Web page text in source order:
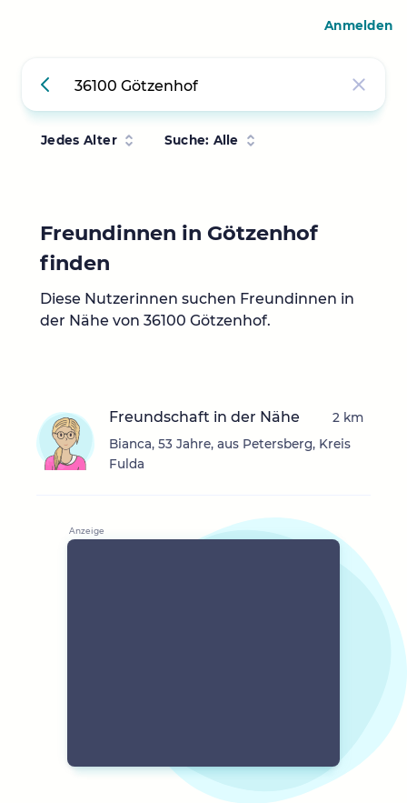
Jedes Alter Suche: Alle
Freundinnen in Götzenhof
finden
Diese Nutzerinnen suchen Freundinnen in
der Nähe von 36100 Götzenhof.
Freundschaft in der Nähe
Bianca, 53 Jahre, aus Petersberg, Kreis
Fulda
2 km
Anmelden